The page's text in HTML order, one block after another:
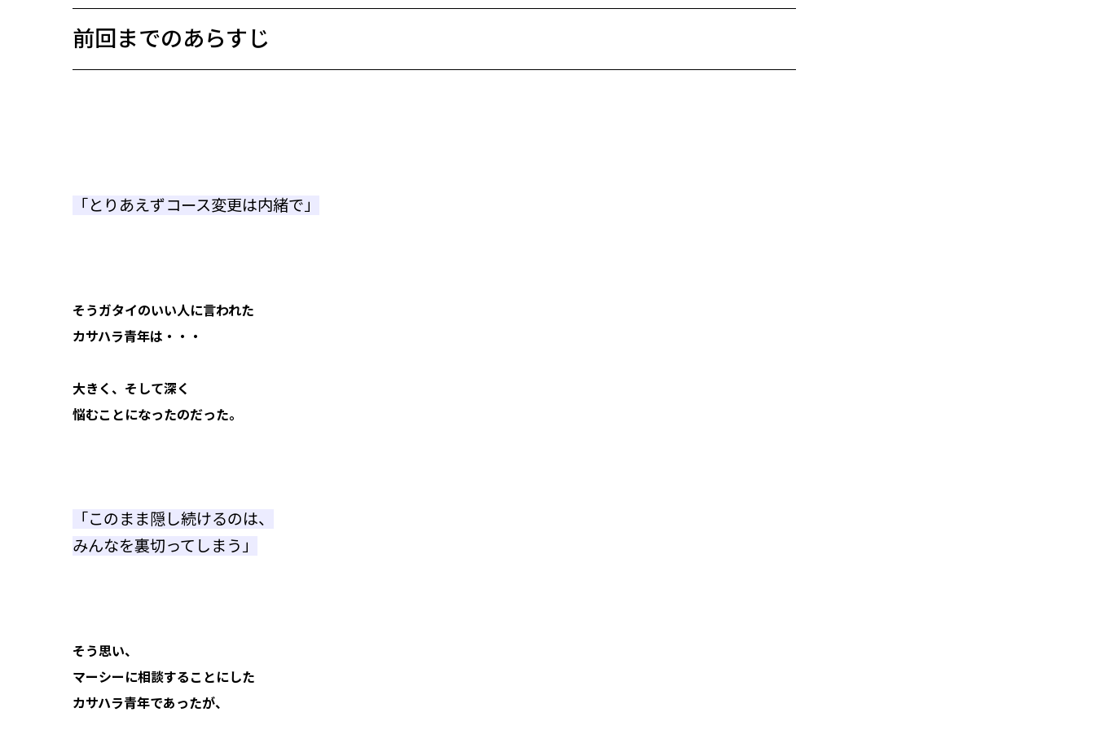
前回までのあらすじ
「とりあえずコース変更は内緒で」
そうガタイのいい人に言われた
カサハラ青年は・・・
大きく、そして深く
悩むことになったのだった。
「このまま隠し続けるのは、
みんなを裏切ってしまう」
そう思い、
マーシーに相談することにした
カサハラ青年であったが、